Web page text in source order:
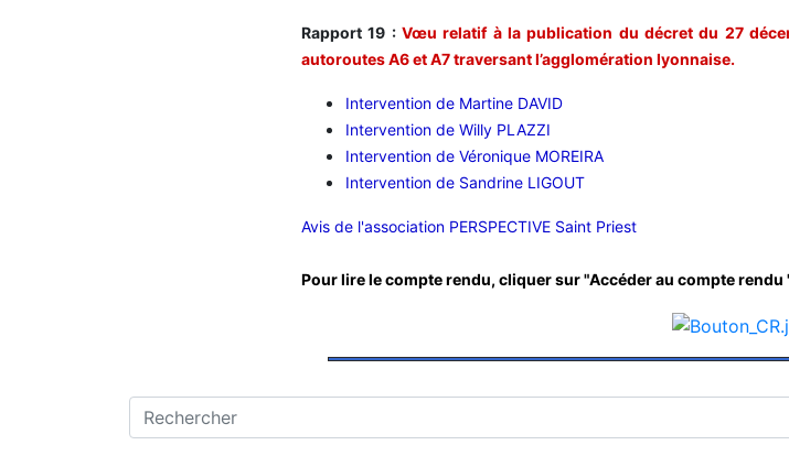
Rapport 19 : Vœu relatif à la publication du décret du 27
autoroutes A6 et A7 traversant l’agglomération lyonnaise.
Intervention de Martine DAVID
Intervention de Willy PLAZZI
Intervention de Véronique MOREIRA
Intervention de Sandrine LIGOUT
Avis de l'association PERSPECTIVE Saint Priest
Pour lire le compte rendu, cliquer sur "Accéder au compte rendu